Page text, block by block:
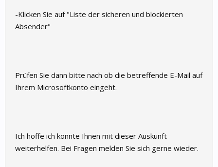
-Klicken Sie auf "Liste der sicheren und blockierten
Absender"
Prüfen Sie dann bitte nach ob die betreffende E-Mail auf
Ihrem Microsoftkonto eingeht.
Ich hoffe ich konnte Ihnen mit dieser Auskunft
weiterhelfen. Bei Fragen melden Sie sich gerne wieder.